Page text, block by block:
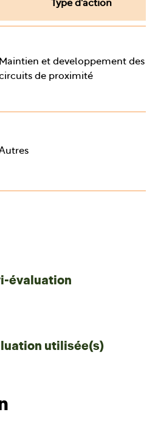
Type d'action
Maintien et developpement des
de proximité
évaluation
utilisée(s)